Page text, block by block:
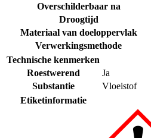
Overschilderbaar na
Droogtijd
Materiaal van doeloppervlak
Verwerkingsmethode
Technische kenmerken
Roestwerend
Ja
Substantie
Vloeistof
Etiketinformatie